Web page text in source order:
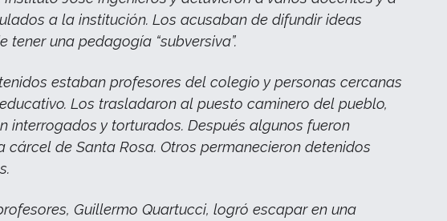
a la institución. Los acusaban de difundir ideas
tener una pedagogía “subversiva”.
estaban profesores del colegio y personas cercanas
Los trasladaron al puesto caminero del pueblo,
interrogados y torturados. Después algunos fueron
cárcel de Santa Rosa. Otros permanecieron detenidos
Guillermo Quartucci, logró escapar en una